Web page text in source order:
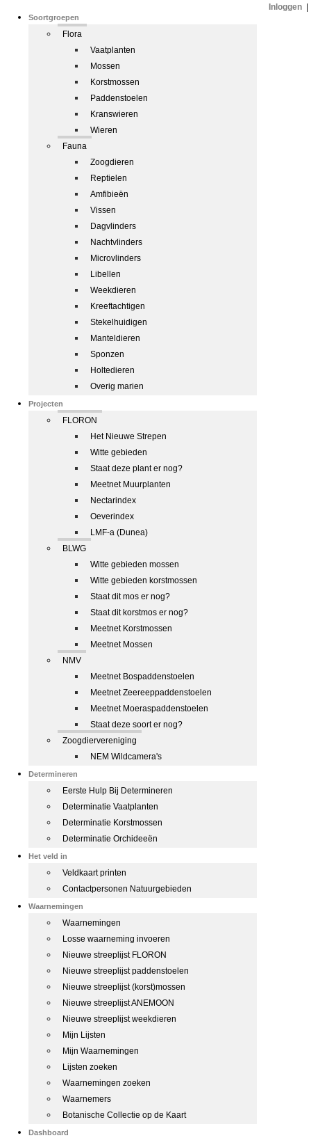
Soortgroepen
Flora
Vaatplanten
Mossen
Korstmossen
Paddenstoelen
Kranswieren
Wieren
Fauna
Zoogdieren
Reptielen
Amfibieën
Vissen
Dagvlinders
Nachtvlinders
Microvlinders
Libellen
Weekdieren
Kreeftachtigen
Stekelhuidigen
Manteldieren
Sponzen
Holtedieren
Overig marien
Projecten
FLORON
Het Nieuwe Strepen
Witte gebieden
Staat deze plant er nog?
Meetnet Muurplanten
Nectarindex
Oeverindex
LMF-a (Dunea)
BLWG
Witte gebieden mossen
Witte gebieden korstmossen
Staat dit mos er nog?
Staat dit korstmos er nog?
Meetnet Korstmossen
Meetnet Mossen
NMV
Meetnet Bospaddenstoelen
Meetnet Zeereeppaddenstoelen
Meetnet Moeraspaddenstoelen
Staat deze soort er nog?
Zoogdiervereniging
NEM Wildcamera's
Determineren
Eerste Hulp Bij Determineren
Determinatie Vaatplanten
Determinatie Korstmossen
Determinatie Orchideeën
Het veld in
Veldkaart printen
Contactpersonen Natuurgebieden
Waarnemingen
Waarnemingen
Losse waarneming invoeren
Nieuwe streeplijst FLORON
Nieuwe streeplijst paddenstoelen
Nieuwe streeplijst (korst)mossen
Nieuwe streeplijst ANEMOON
Nieuwe streeplijst weekdieren
Mijn Lijsten
Mijn Waarnemingen
Lijsten zoeken
Waarnemingen zoeken
Waarnemers
Botanische Collectie op de Kaart
Dashboard
Inloggen